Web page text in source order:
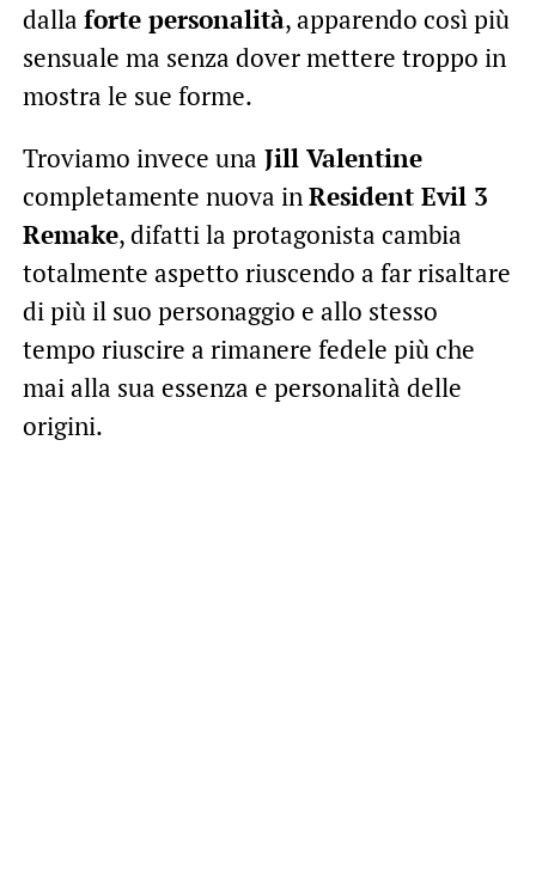
dalla forte personalità, apparendo così più
sensuale ma senza dover mettere troppo in
mostra le sue forme.
Troviamo invece una Jill Valentine
completamente nuova in Resident Evil 3
Remake, difatti la protagonista cambia
totalmente aspetto riuscendo a far risaltare
di più il suo personaggio e allo stesso
tempo riuscire a rimanere fedele più che
mai alla sua essenza e personalità delle
origini.